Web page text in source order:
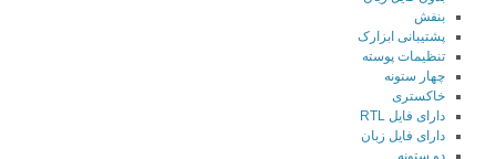
بنفش
پشتیبانی ابزارک
تنظیمات پوسته
چهار ستونه
خاکستری
دارای فایل RTL
دارای فایل زبان
دو ستونه